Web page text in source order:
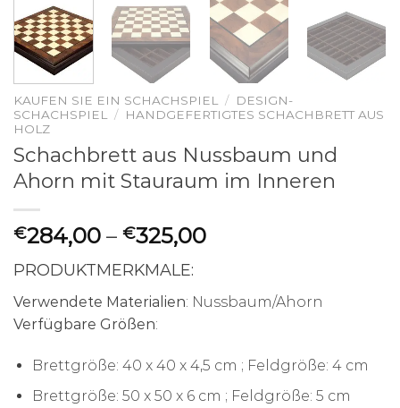
KAUFEN SIE EIN SCHACHSPIEL /
DESIGN-
SCHACHSPIEL
/
HANDGEFERTIGTES SCHACHBRETT AUS
HOLZ
Schachbrett aus Nussbaum und
Ahorn mit Stauraum im Inneren
€284,00 – €325,00
PRODUKTMERKMALE:
Verwendete Materialien: Nussbaum/Ahorn
Verfügbare Größen:
Brettgröße: 40 x 40 x 4,5 cm ; Feldgröße: 4 cm
Brettgröße: 50 x 50 x 6 cm ; Feldgröße: 5 cm